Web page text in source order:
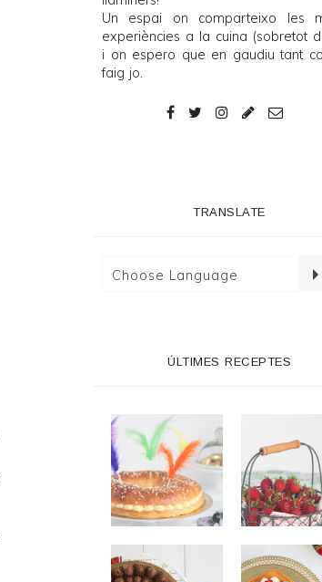
Un espai on comparteixo les
experiències a la cuina (sobretot
i on espero que en gaudiu tant
faig jo.
TRANSLATE
ÚLTIMES RECEPTES